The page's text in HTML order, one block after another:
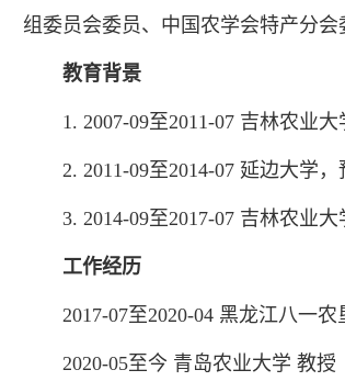
组委员会委员、中国农学会特产分会
教育背景
1. 2007-09至2011-07 吉林农业大
2. 2011-09至2014-07 延边大学，
3. 2014-09至2017-07 吉林农业大
工作经历
2017-07至2020-04 黑龙江八一农
2020-05至今 青岛农业大学 教授